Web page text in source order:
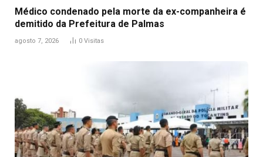
Médico condenado pela morte da ex-companheira é
demitido da Prefeitura de Palmas
agosto 7, 2026 0 Visitas